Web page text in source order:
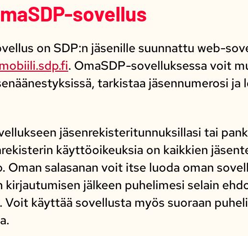
sovellus
on SDP:n jäsenille suunnattu web-
. OmaSDP-sovelluksessa voit
tarkistaa jäsennumerosi ja
jäsenrekisteritunnuksillasi tai
käyttöoikeuksia on kaikkien
Oman salasanan voit itse luoda oman
kirjautumisen jälkeen puhelimesi selain
Voit käyttää sovellusta myös suoraan